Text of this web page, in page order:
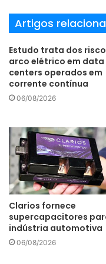
componentes
Artigos
Estudo trata dos
arco elétrico em data
centers operados em
corrente contínua
06/08/2026
Clarios fornece
supercapacitores
indústria automotiva
06/08/2026